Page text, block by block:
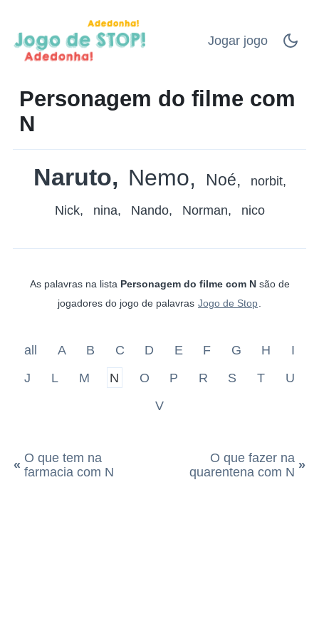
Jogar jogo
Personagem do filme com
N
Naruto Nemo Noé norbit
Nick nina Nando Norman nico
As palavras na lista Personagem do filme com Nsão de
jogadores do jogo de palavras Jogo de Stop
all A B C D E F G H
I
J
L M N O P R S T
U
V
« O que tem na
farmacia com N
O que fazer na
quarentena com N »